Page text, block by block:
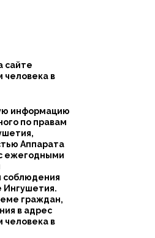
сайте
человека в
информацию
по правам
Аппарата
ежегодными
соблюдения
Ингушетия.
граждан,
в адрес
человека в